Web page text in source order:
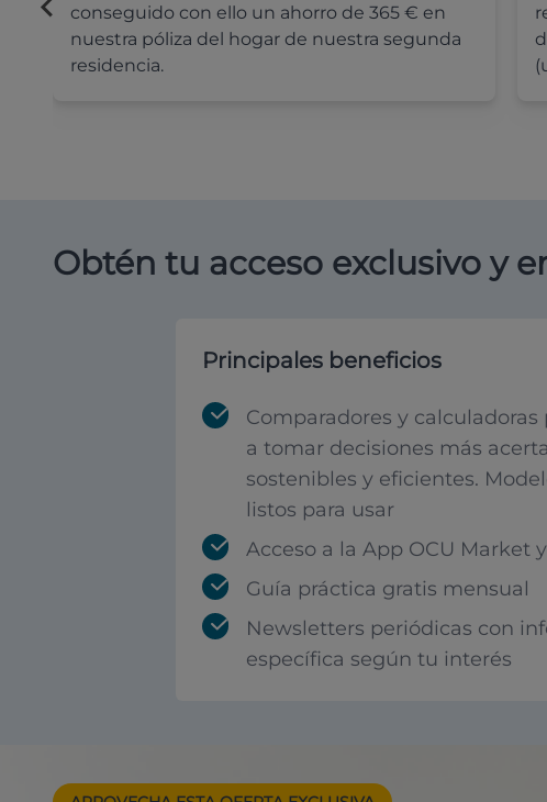
conseguido con ello un ahorro de 365 € en
nuestra póliza del hogar de nuestra segunda
residencia.
Obtén tu acceso exclusivo y
Principales beneficios
Comparadores y calculadoras
a tomar decisiones más
sostenibles y eficientes.
listos para usar
Acceso a la App OCU Market
Guía práctica gratis mensual
Newsletters periódicas con
específica según tu interés